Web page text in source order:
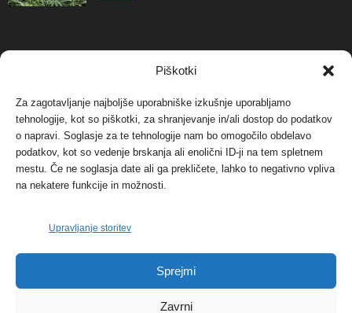
Piškotki
Za zagotavljanje najboljše uporabniške izkušnje uporabljamo
tehnologije, kot so piškotki, za shranjevanje in/ali dostop do podatkov
o napravi. Soglasje za te tehnologije nam bo omogočilo obdelavo
podatkov, kot so vedenje brskanja ali enolični ID-ji na tem spletnem
mestu. Če ne soglasja date ali ga prekličete, lahko to negativno vpliva
na nekatere funkcije in možnosti.
Upravljanje storitev
Sprejmi
Zavrni
NAJBOLJ KOMENTIRANO
Protest proti vetrnim elektrarnam na Ojstrici, v
svetu pa vedno bolj...
Dogodki 12. maja, 2017
Tožilstvo v Celovcu v korist elektrarnam
Verbund
FOTO: Razstava cvetličarskega mojstra Andreja
Dogodki 27. novembra, 2017